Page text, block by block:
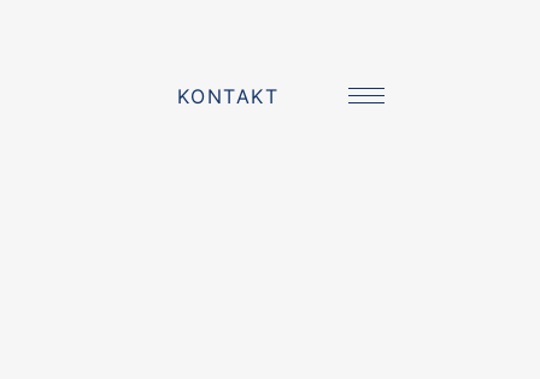
KONTAKT